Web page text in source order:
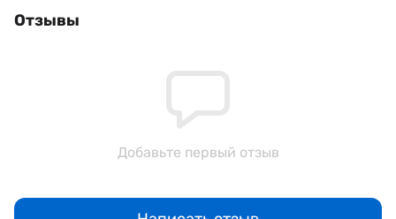
Отзывы
Добавьте первый отзыв